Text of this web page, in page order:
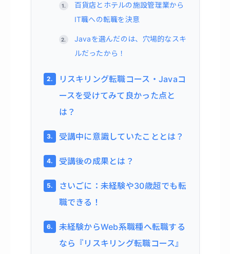
百貨店とホテルの施設管理業から
IT職への転職を決意
Javaを選んだのは、穴場的なスキ
ルだったから！
リスキリング転職コース・Javaコ
ースを受けてみて良かった点と
は？
受講中に意識していたこととは？
受講後の成果とは？
さいごに：未経験や30歳超でも転
職できる！
未経験からWeb系職種へ転職する
なら『リスキリング転職コース』